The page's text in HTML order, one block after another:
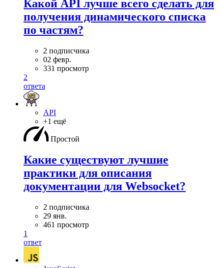
Какой API лучше всего сделать для
получения динамического списка
по частям?
2 подписчика
02 февр.
331 просмотр
2
ответа
API
+1 ещё
Простой
Какие существуют лучшие
практики для описания
документации для Websocket?
2 подписчика
29 янв.
461 просмотр
1
ответ